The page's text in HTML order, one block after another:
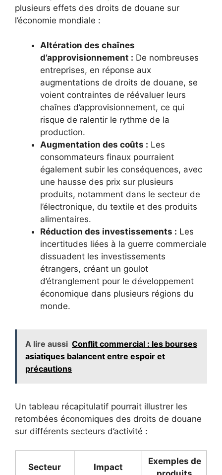
plusieurs effets des droits de douane sur
l’économie mondiale :
Altération des chaînes
d’approvisionnement : De nombreuses
entreprises, en réponse aux
augmentations de droits de douane, se
voient contraintes de réévaluer leurs
chaînes d’approvisionnement, ce qui
risque de ralentir le rythme de la
production.
Augmentation des coûts : Les
consommateurs finaux pourraient
également subir les conséquences, avec
une hausse des prix sur plusieurs
produits, notamment dans le secteur de
l’électronique, du textile et des produits
alimentaires.
Réduction des investissements : Les
incertitudes liées à la guerre commerciale
dissuadent les investissements
étrangers, créant un goulot
d’étranglement pour le développement
économique dans plusieurs régions du
monde.
A lire aussi Conflit commercial : les bourses
asiatiques balancent entre espoir et
précautions
Un tableau récapitulatif pourrait illustrer les
retombées économiques des droits de douane
sur différents secteurs d’activité :
Secteur Impact
Exemples de